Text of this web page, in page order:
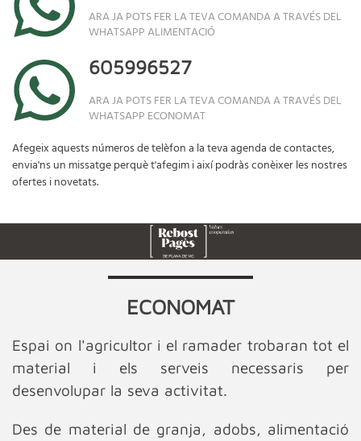
ARA JA POTS FER LA TEVA COMANDA A TRAVÉS DEL
WHATSAPP ALIMENTACIÓ
605996527
ARA JA POTS FER LA TEVA COMANDA A TRAVÉS DEL
WHATSAPP ECONOMAT
Afegeix aquests números de telèfon a la teva agenda de contactes,
envia'ns un missatge perquè t'afegim i així podràs conèixer les nostres
ofertes i novetats.
ECONOMAT
Espai on l'agricultor i el ramader trobaran tot el
material i els serveis necessaris per
desenvolupar la seva activitat.
Des de material de granja, adobs, alimentació